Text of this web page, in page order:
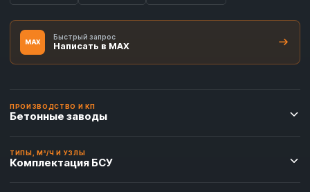
MAX
Быстрый запрос
Написать в MAX
ПРОИЗВОДСТВО И КП
Бетонные заводы
ТИПЫ, М³/Ч И УЗЛЫ
Комплектация БСУ